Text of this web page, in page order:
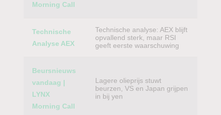
Morning Call
Technische
Analyse AEX
Technische analyse: AEX blijft
opvallend sterk, maar RSI
geeft eerste waarschuwing
Beursnieuws
vandaag |
LYNX
Morning Call
Lagere olieprijs stuwt
beurzen, VS en Japan grijpen
in bij yen